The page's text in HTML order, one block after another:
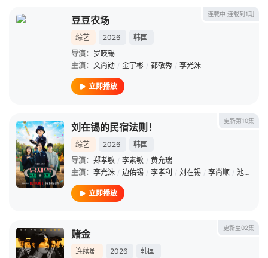
连载中 连载到1期
豆豆农场
综艺 2026
韩国
导演： 罗暎锡
主演： 文尚勋 / 金宇彬 / 都敬秀 / 李光洙
立即播放
更新第10集
刘在锡的民宿法则！
综艺 2026
韩国
导演： 郑孝敏 / 李素敏 / 黄允瑞
主演： 李光洙 / 边佑锡 / 李孝利 / 刘在锡 / 李尚顺 / 池艺恩
立即播放
更新至02集
赌金
连续剧 2026
韩国